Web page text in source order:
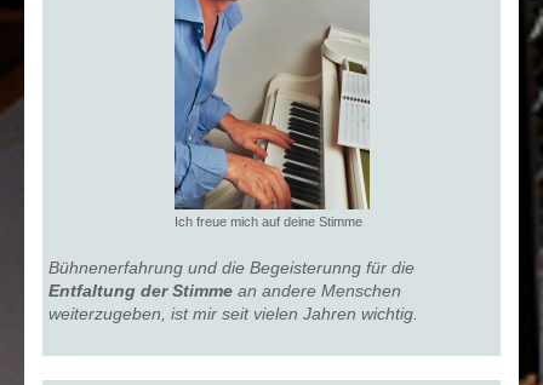
Ich freue mich auf deine Stimme
Bühnenerfahrung und die Begeisterunng für die
Entfaltung der Stimme an andere Menschen
weiterzugeben, ist mir seit vielen Jahren wichtig.